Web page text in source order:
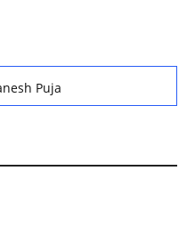
Puja
and Womanhood
चीजों के कारण लोग अशांत
होती हैं, हमेशा उनका सम्मान